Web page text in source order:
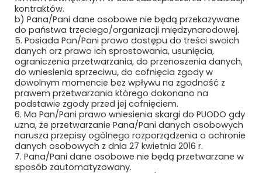
Bezpieczne płatności
kontraktów.
b) Pana/Pani dane osobowe nie będą przekazywane
do państwa trzeciego/organizacji międzynarodowej.
5. Posiada Pan/Pani prawo dostępu do treści swoich
danych orz prawo ich sprostowania, usunięcia,
ograniczenia przetwarzania, do przenoszenia danych,
do wniesienia sprzeciwu, do cofnięcia zgody w
dowolnym momencie bez wpływu na zgodność z
prawem przetwarzania którego dokonano na
podstawie zgody przed jej cofnięciem.
6. Ma Pan/Pani prawo wniesienia skargi do PUODO gdy
uzna, że przetwarzanie Pana/Pani danych osobowych
narusza przepisy ogólnego rozporządzenia o ochronie
danych osobowych z dnia 27 kwietnia 2016 r.
7. Pana/Pani dane osobowe nie będą przetwarzane w
sposób zautomatyzowany.